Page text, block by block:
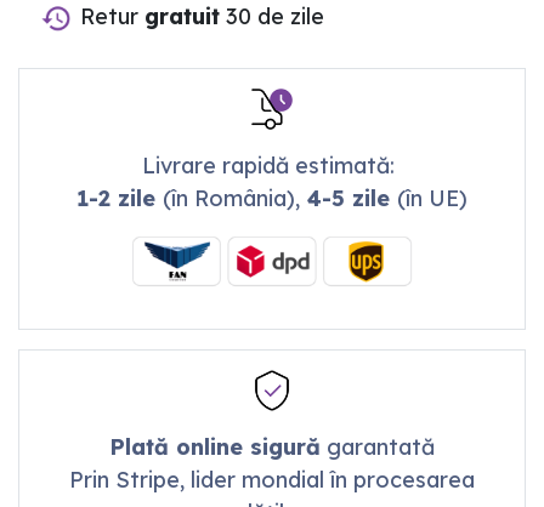
Retur gratuit 30 de zile
Livrare rapidă estimată:
1-2 zile (în România),4-5 zile (în UE)
Plată online sigură garantată
Prin Stripe, lider mondial în procesarea